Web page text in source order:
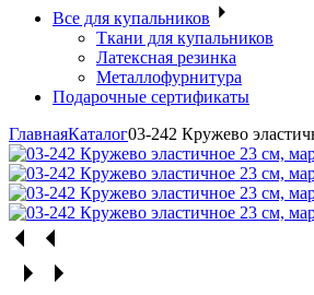
Все для купальников
Ткани для купальников
Латексная резинка
Металлофурнитура
Подарочные сертификаты
ГлавнаяКаталог03-242 Кружево